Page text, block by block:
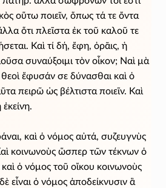
οὕτω ποιεῖν, ὅπως τά τε ὄντα
ὅτι πλεῖστα ἐκ τοῦ καλοῦ τε
Καὶ τί δή, ἔφη, ὁρᾶις, ἡ
συναύξοιμι τὸν οἶκον; Ναὶ μὰ
ἔφυσάν σε δύνασθαι καὶ ὁ
πειρῶ ὡς βέλτιστα ποιεῖν. Καὶ
καὶ ὁ νόμος αὐτά, συζευγνὺς
κοινωνοὺς ὥσπερ τῶν τέκνων ὁ
ὁ νόμος τοῦ οἴκου κοινωνοὺς
εἶναι ὁ νόμος ἀποδείκνυσιν ἃ